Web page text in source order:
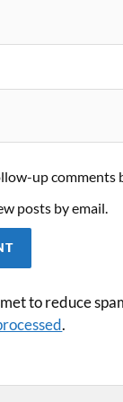
up comments
posts by email.
to reduce
.